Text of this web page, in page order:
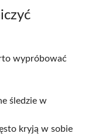
wypróbować
śledzie w
kryją w sobie